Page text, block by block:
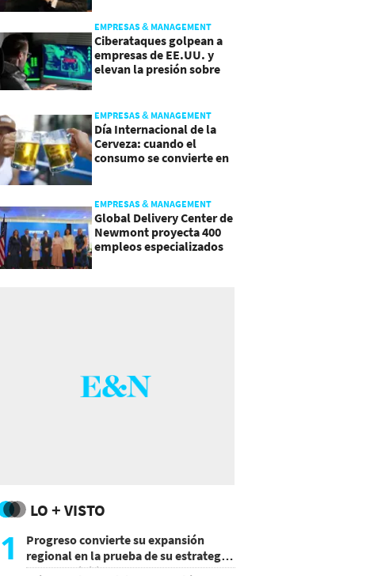
EMPRESAS & MANAGEMENT
Ciberataques golpean a
empresas de EE.UU. y
elevan la presión sobre
EMPRESAS & MANAGEMENT
Día Internacional de la
Cerveza: cuando el
consumo se convierte en
EMPRESAS & MANAGEMENT
Global Delivery Center de
Newmont proyecta 400
empleos especializados
LO + VISTO
1
Progreso convierte su expansión
regional en la prueba de su estrategia
de sostenibilidad